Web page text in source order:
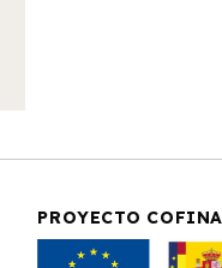
PROYECTO